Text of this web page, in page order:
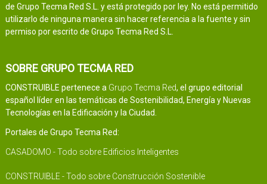
de Grupo Tecma Red S.L. y está protegido por ley. No está permitido
utilizarlo de ninguna manera sin hacer referencia a la fuente y sin
permiso por escrito de Grupo Tecma Red S.L.
SOBRE GRUPO TECMA RED
CONSTRUIBLE pertenece a Grupo Tecma Red, el grupo editorial
español líder en las temáticas de Sostenibilidad, Energía y Nuevas
Tecnologías en la Edificación y la Ciudad.
Portales de Grupo Tecma Red:
CASADOMO - Todo sobre Edificios Inteligentes
CONSTRUIBLE - Todo sobre Construcción Sostenible